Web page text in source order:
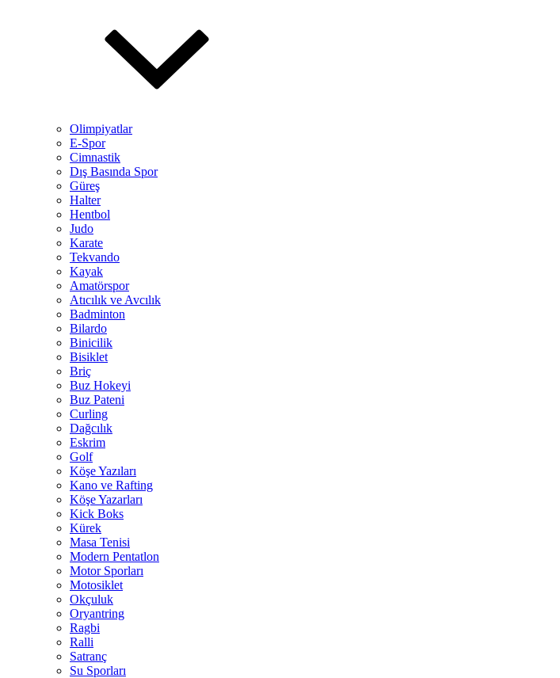
Olimpiyatlar
E-Spor
Cimnastik
Dış Basında Spor
Güreş
Halter
Hentbol
Judo
Karate
Tekvando
Kayak
Amatörspor
Atıcılık ve Avcılık
Badminton
Bilardo
Binicilik
Bisiklet
Briç
Buz Hokeyi
Buz Pateni
Curling
Dağcılık
Eskrim
Golf
Köşe Yazıları
Kano ve Rafting
Köşe Yazarları
Kick Boks
Kürek
Masa Tenisi
Modern Pentatlon
Motor Sporları
Motosiklet
Okçuluk
Oryantring
Ragbi
Ralli
Satranç
Su Sporları